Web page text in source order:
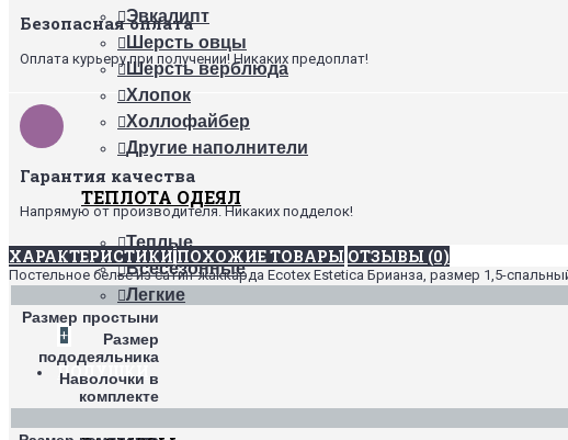
Эвкалипт
Шерсть овцы
Шерсть верблюда
Хлопок
Холлофайбер
Другие наполнители
ТЕПЛОТА ОДЕЯЛ
Теплые
Всесезонные
Легкие
+
ПОДУШКИ
Безопасная оплата
Оплата курьеру при получении! Никаких предоплат!
Гарантия качества
Напрямую от производителя. Никаких подделок!
ХАРАКТЕРИСТИКИ ПОХОЖИЕ ТОВАРЫ ОТЗЫВЫ (0)
Постельное белье из сатин-жаккарда Ecotex Estetica Брианза, размер 1,5-
Размер простыни
Размер
пододеяльника
Наволочки в
комплекте